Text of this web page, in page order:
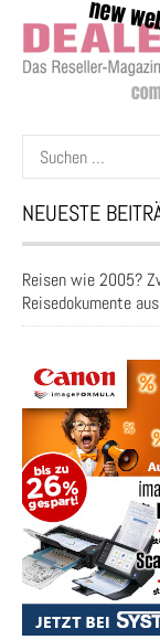
Suchen
nach:
NEUESTE
Reisen wie 2005?
Reisedokumente aus